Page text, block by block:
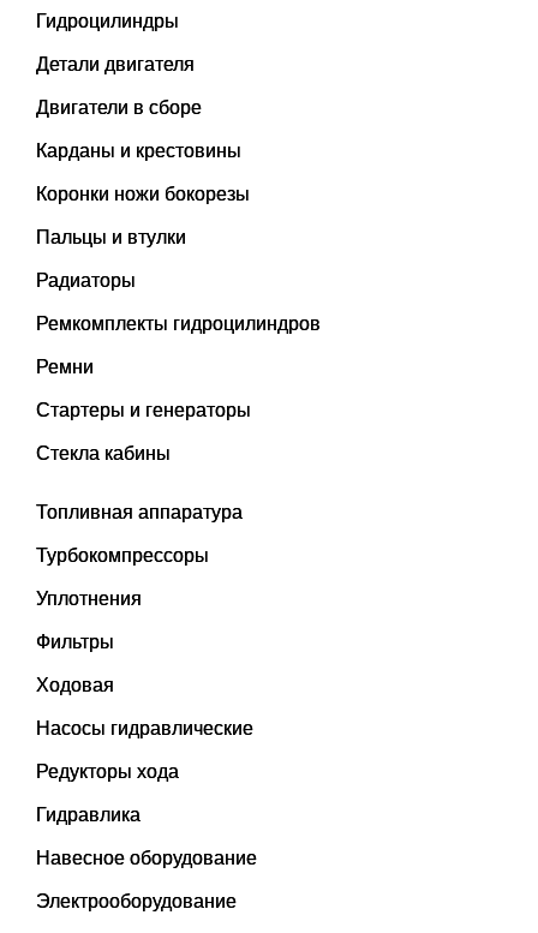
Гидроцилиндры
Детали двигателя
Двигатели в сборе
Карданы и крестовины
Коронки ножи бокорезы
Пальцы и втулки
Радиаторы
Ремкомплекты гидроцилиндров
Ремни
Стартеры и генераторы
Стекла кабины
Топливная аппаратура
Турбокомпрессоры
Уплотнения
Фильтры
Ходовая
Насосы гидравлические
Редукторы хода
Гидравлика
Навесное оборудование
Электрооборудование